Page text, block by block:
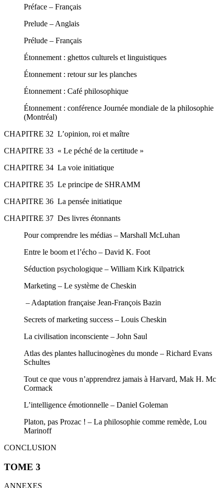
Préface – Français
Prelude – Anglais
Prélude – Français
Étonnement : ghettos culturels et linguistiques
Étonnement : retour sur les planches
Étonnement : Café philosophique
Étonnement : conférence Journée mondiale de la philosophie
(Montréal)
CHAPITRE 32 L’opinion, roi et maître
CHAPITRE 33 « Le péché de la certitude »
CHAPITRE 34 La voie initiatique
CHAPITRE 35 Le principe de SHRAMM
CHAPITRE 36 La pensée initiatique
CHAPITRE 37 Des livres étonnants
Pour comprendre les médias – Marshall McLuhan
Entre le boom et l’écho – David K. Foot
Séduction psychologique – William Kirk Kilpatrick
Marketing – Le système de Cheskin
– Adaptation française Jean-François Bazin
Secrets of marketing success – Louis Cheskin
La civilisation inconsciente – John Saul
Atlas des plantes hallucinogènes du monde – Richard Evans
Schultes
Tout ce que vous n’apprendrez jamais à Harvard, Mak H. Mc
Cormack
L’intelligence émotionnelle – Daniel Goleman
Platon, pas Prozac ! – La philosophie comme remède, Lou
Marinoff
CONCLUSION
TOME 3
ANNEXES